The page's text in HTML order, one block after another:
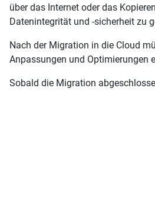
über das Internet oder das
Datenintegrität und -sicherheit zu
Nach der Migration in die Cloud
Anpassungen und Optimierungen
Sobald die Migration